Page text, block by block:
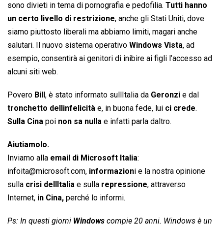
sono divieti in tema di pornografia e pedofilia. Tutti hanno
un certo livello di restrizione, anche gli Stati Uniti, dove
siamo piuttosto liberali ma abbiamo limiti, magari anche
salutari. Il nuovo sistema operativo Windows Vista, ad
esempio, consentirà ai genitori di inibire ai figli l’accesso ad
alcuni siti web.
Povero Bill , è stato informato sullItalia da Geronzi e dal
tronchetto dellinfelicità e, in buona fede, lui ci crede.
Sulla Cina poi non sa nulla e infatti parla daltro.
Aiutiamolo.
Inviamo alla email di Microsoft Italia:
infoita@microsoft.com, informazioni e la nostra opinione
sulla crisi dellItalia e sulla repressione, attraverso
Internet, in Cina, perché lo informi.
Ps: In questi giorni Windows compie 20 anni. Windows è un